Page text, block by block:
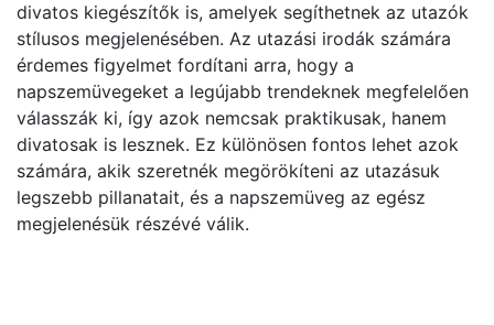
divatos kiegészítők is, amelyek segíthetnek az utazók
stílusos megjelenésében. Az utazási irodák számára
érdemes figyelmet fordítani arra, hogy a
napszemüvegeket a legújabb trendeknek megfelelően
válasszák ki, így azok nemcsak praktikusak, hanem
divatosak is lesznek. Ez különösen fontos lehet azok
számára, akik szeretnék megörökíteni az utazásuk
legszebb pillanatait, és a napszemüveg az egész
megjelenésük részévé válik.